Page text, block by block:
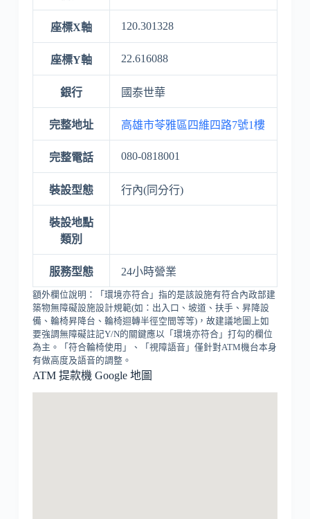
座標X軸 120.301328
座標Y軸 22.616088
銀行 國泰世華
完整地址 高雄市苓雅區四維四路7號1樓
完整電話 080-0818001
裝設型態 行內(同分行)
裝設地點
類別
服務型態 24小時營業
額外欄位說明：「環境亦符合」指的是該設施有符合內政部建
築物無障礙設施設計規範(如：出入口、坡道、扶手、昇降設
備、輪椅昇降台、輪椅迴轉半徑空間等等)，故建議地圖上如
要強調無障礙註記Y/N的關鍵應以「環境亦符合」打勾的欄位
為主。「符合輪椅使用」、「視障語音」僅針對ATM機台本身
有做高度及語音的調整。
ATM 提款機 Google 地圖